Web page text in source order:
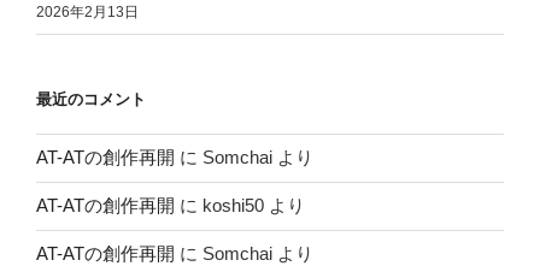
2026年2月13日
最近のコメント
AT-ATの創作再開 に Somchai より
AT-ATの創作再開 に koshi50 より
AT-ATの創作再開 に Somchai より